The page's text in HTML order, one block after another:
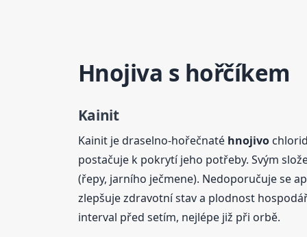
Hnojiva s hořčíkem
Kainit
Kainit je draselno-hořečnaté hnojivo
postačuje k pokrytí jeho potřeby. Svým
(řepy, jarního ječmene). Nedoporučuje se
zlepšuje zdravotní stav a plodnost
interval před setím, nejlépe již při orbě.